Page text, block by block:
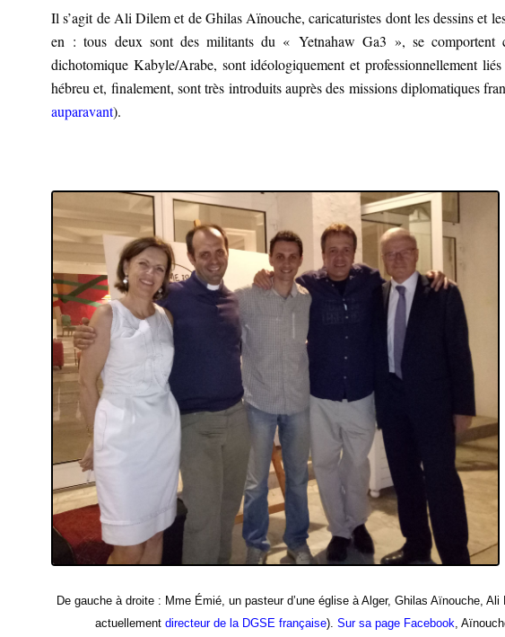
Il s’agit de Ali Dilem et de Ghilas Aïnouche, caricaturistes dont les dessins et
en : tous deux sont des militants du « Yetnahaw Ga3 », se comportent
dichotomique Kabyle/Arabe, sont idéologiquement et professionnellement
hébreu et, finalement, sont très introduits auprès des missions diplomatiques
auparavant).
De gauche à droite : Mme Émié, un pasteur d’une église à Alger, Ghilas Aïnouche,
actuellement directeur de la DGSE française). Sur sa page Facebook,